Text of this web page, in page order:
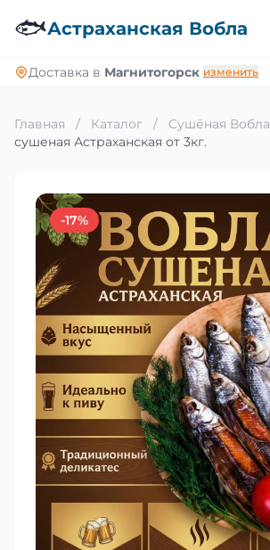
🐟Астраханская Вобла
Доставка в Магнитогорск изменить
Главная / Каталог / Сушёная Вобла
сушеная Астраханская от 3кг.
-17%